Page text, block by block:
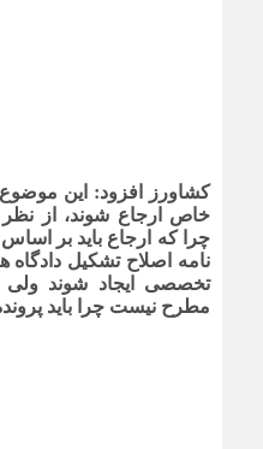
کشاورز افزود:‌ این
خاص ارجاع شوند، از
چرا که ارجاع باید بر
نامه اصلاح تشکیل
تخصصی ایجاد شوند
مطرح نیست چرا باید